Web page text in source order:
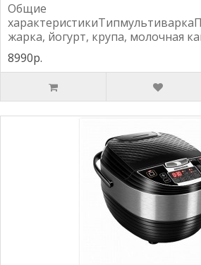
Общие
жарка, йогурт, крупа, молочная
8990р.